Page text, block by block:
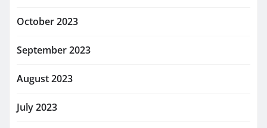
October 2023
September 2023
August 2023
July 2023